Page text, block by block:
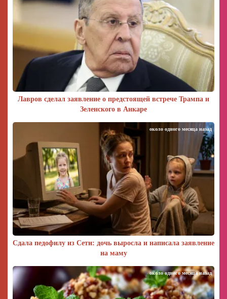
Лавров сделал заявление о предстоящей встрече Трампа и
Зеленского в Анкаре
Сдала педофилу из Сети: дочь выросла и написала заявление
на маму
около одного месяца назад
около одного месяца назад